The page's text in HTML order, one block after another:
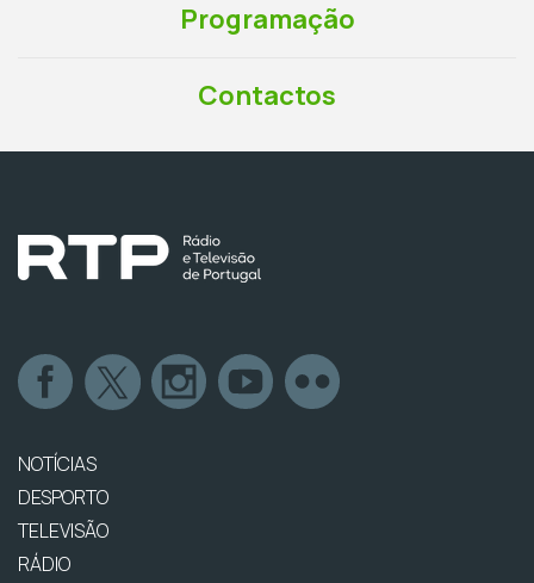
Programação
Contactos
NOTÍCIAS
DESPORTO
TELEVISÃO
RÁDIO